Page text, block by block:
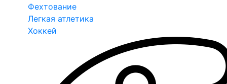
Фехтование
Легкая атлетика
Хоккей